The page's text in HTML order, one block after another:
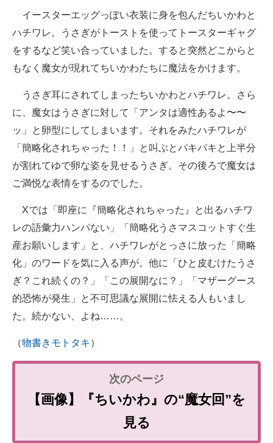
イースターエッグっぽい衣装に身を包んだちいかわと
ハチワレ。うさぎがトーストを使ってトースターギャグ
をするなど笑い合っていました。すると突然どこからと
もなく魔女が現れてちいかわたちに魔法をかけます。
うさぎ耳にされてしまったちいかわとハチワレ。さら
に、魔女はうさぎに対して「アンタは適性あるよ〜〜
ッ」と卵型にしてしまいます。それをみたハチワレが
「簡略化されちゃった！！」と叫ぶとパキパキと上半分
が割れてゆで卵な姿を見せるうさぎ。その後ろで魔女は
ご満悦な表情をするのでした。
Xでは「即座に『簡略化されちゃった』と出るハチワ
レの語彙力ハンパない」「簡略化うさマスコットすぐ生
産お願いします」と、ハチワレがとっさに放った「簡略
化」のワードを気に入る声が。他に「ひと皮むけたうさ
ぎ？これ続くの？」「この展開なに？」「マザーグース
的恐怖が発生」と不可思議な展開に怯える人もいまし
た。続かない、よね……。
（物書きモトタキ ）
【画像】『ちいかわ』の“魔女回”を
見る